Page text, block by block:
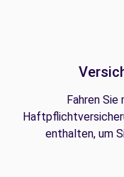
Fahren Sie
enthalten, um